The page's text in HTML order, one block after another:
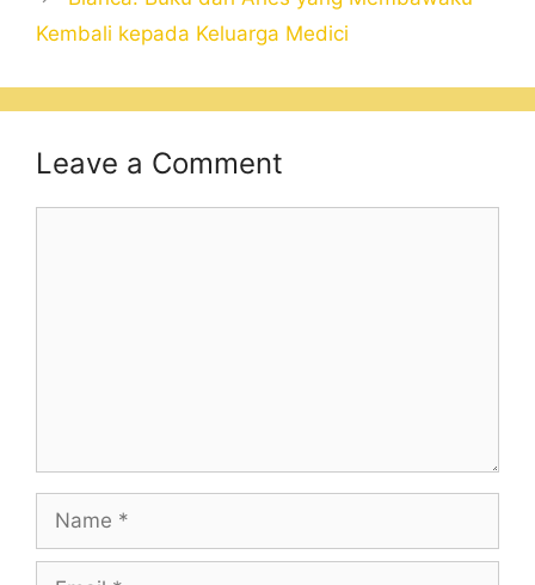
Kembali kepada Keluarga Medici
Leave a Comment